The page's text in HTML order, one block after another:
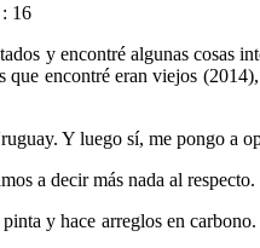
16
y encontré algunas cosas
encontré eran viejos
Y luego sí, me pongo a
a decir más nada al respecto.
y hace arreglos en